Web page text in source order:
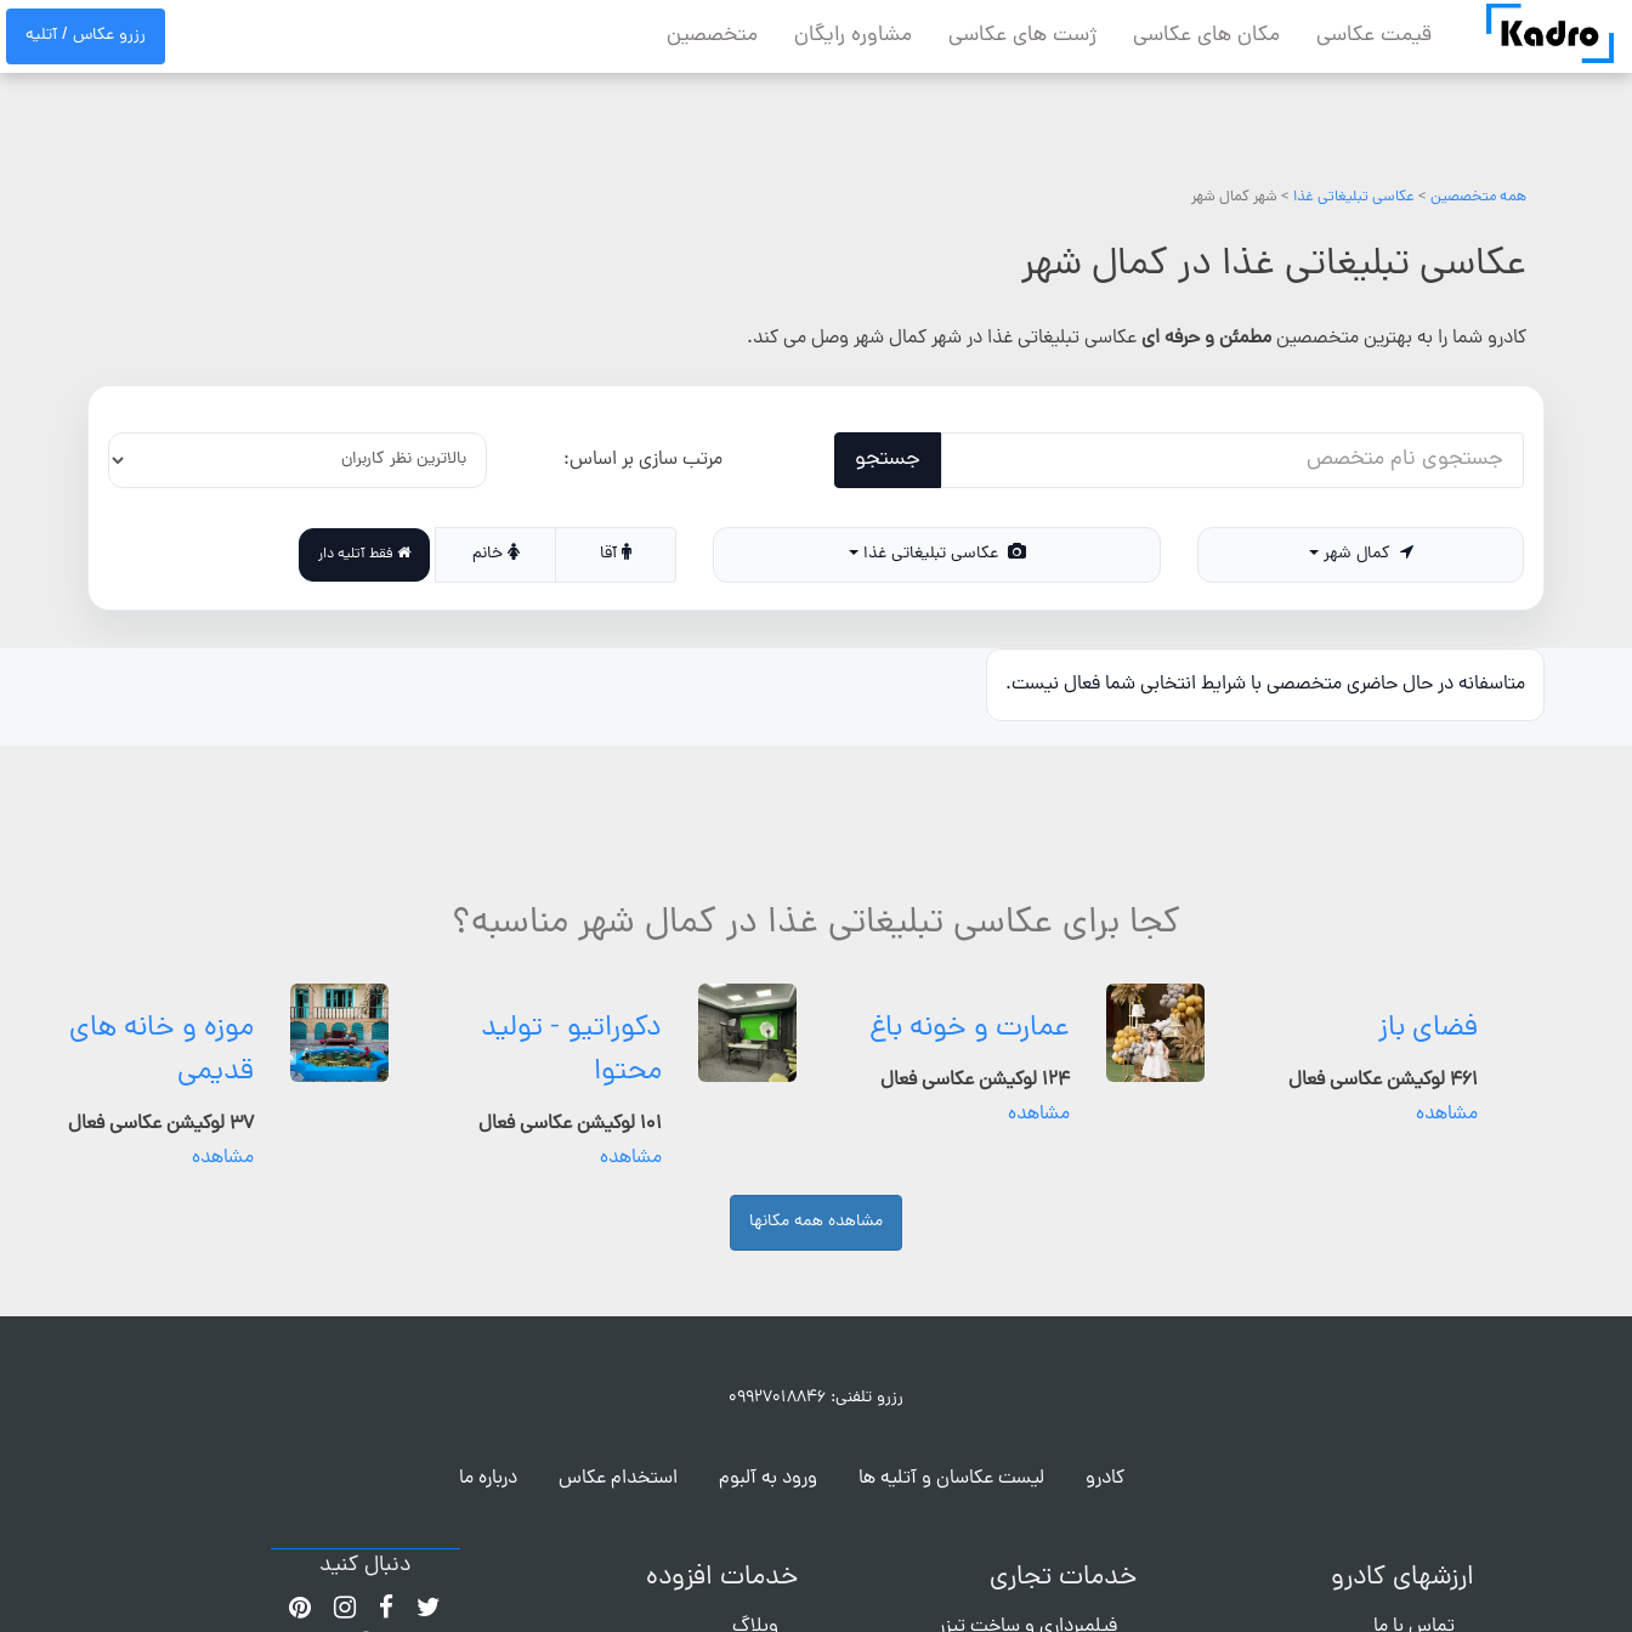
content
قیمت عکاسی مکان های عکاسی ژست های عکاسی مشاوره رایگان متخصصین رزرو عکاس / آتلیه
همه متخصصین > عکاسی تبلیغاتی غذا > شهر کمال شهر
عکاسی تبلیغاتی غذا در کمال شهر
کادرو شما را به بهترین متخصصینمطمئن و حرفه ایعکاسی تبلیغاتی غذا در شهر کمال شهر وصل می کند.
جستجو مرتب سازی بر اساس:
عکاسی تبلیغاتی غذا آقا خانم فقط آتلیه دار
متاسفانه در حال حاضری متخصصی با شرایط انتخابی شما فعال نیست.
کجا برای عکاسی تبلیغاتی غذا در کمال شهر مناسبه؟
فضای باز
۴۶۱ لوکیشن عکاسی فعال
مشاهده
عمارت و خونه باغ
۱۲۴ لوکیشن عکاسی فعال
مشاهده
دکوراتیو - تولید
محتوا
۱۰۱ لوکیشن عکاسی فعال
مشاهده
موزه و خانه های
قدیمی
۳۷ لوکیشن عکاسی فعال
مشاهده
مشاهده همه مکانها
رزرو تلفنی: ۰۹۹۲۷۰۱۸۸۴۶
کادرو لیست عکاسان و آتلیه ها ورود به آلبوم استخدام عکاس درباره ما
ارزشهای کادرو خدمات تجاری خدمات افزوده دنبال کنید